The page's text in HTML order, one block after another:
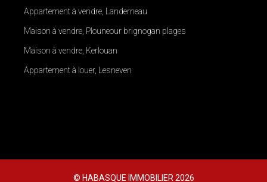
Appartement à vendre, Landerneau
Maison à vendre, Plouneour brignogan plages
Maison à vendre, Kerlouan
Appartement à louer, Lesneven
© HABASQUE IMMOBILIER 2026